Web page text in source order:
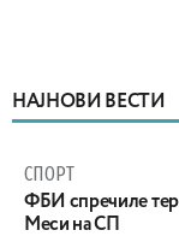
НАЈНОВИ ВЕСТИ
СПОРТ
ФБИ спречиле
Меси на СП